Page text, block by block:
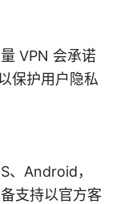
VPN 会承诺
保护用户隐私
、Android，
支持以官方客